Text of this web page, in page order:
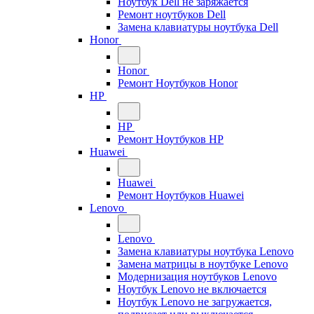
Ремонт ноутбуков Dell
Замена клавиатуры ноутбука Dell
Honor
Honor
Ремонт Ноутбуков Honor
HP
HP
Ремонт Ноутбуков HP
Huawei
Huawei
Ремонт Ноутбуков Huawei
Lenovo
Lenovo
Замена клавиатуры ноутбука Lenovo
Замена матрицы в ноутбуке Lenovo
Модернизация ноутбуков Lenovo
Ноутбук Lenovo не включается
Ноутбук Lenovo не загружается,